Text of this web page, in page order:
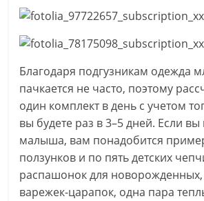
Благодаря подгузникам одежда
пачкается не часто, поэтому
один комплект в день с учетом
вы будете раз в 3–5 дней. Если
малыша, вам понадобится
ползунков и по пять детских
распашонок для
варежек-царапок, одна пара